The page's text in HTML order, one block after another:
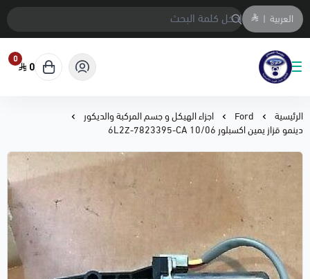
العربية |
متجر المحمادي لقطع السيارات
0
0
الرئيسية Ford
اجزاء الهيكل و جسم المركبة والديكور
دينمو قزاز يمين اكسبلور 10/06 6L2Z-7823395-CA